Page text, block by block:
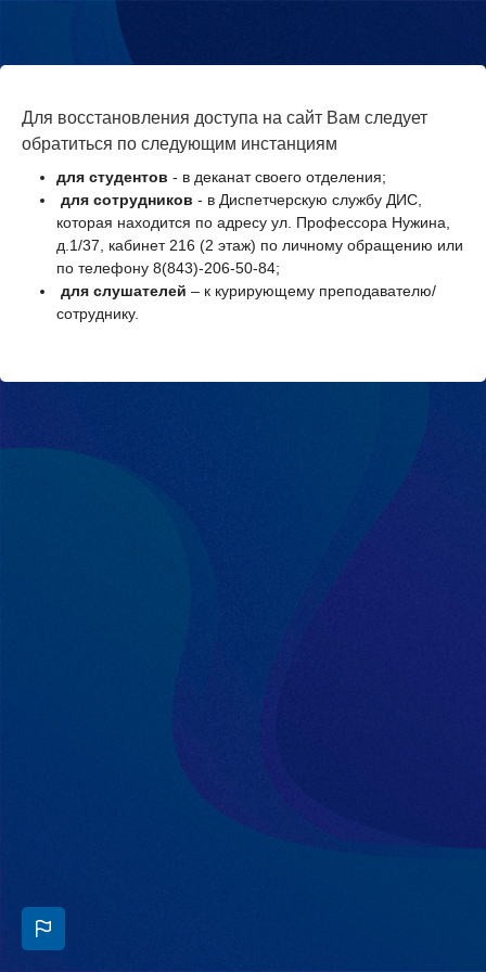
Перейти к основному содержанию
Для восстановления доступа на сайт Вам следует
обратиться по следующим инстанциям
для студентов - в деканат своего отделения;
для сотрудников - в Диспетчерскую службу ДИС,
которая находится по адресу ул. Профессора Нужина,
д.1/37, кабинет 216 (2 этаж) по личному обращению или
по телефону 8(843)-206-50-84;
для слушателей – к курирующему преподавателю/
сотруднику.